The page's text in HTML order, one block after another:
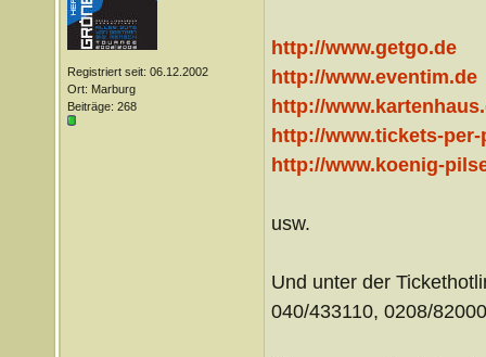
Registriert seit: 06.12.2002
Ort: Marburg
Beiträge: 268
http://www.getgo.de
http://www.eventim.de
http://
http://www.tickets-per-
http://www.koenig-
usw.
Und unter der
040/433110, 0208/